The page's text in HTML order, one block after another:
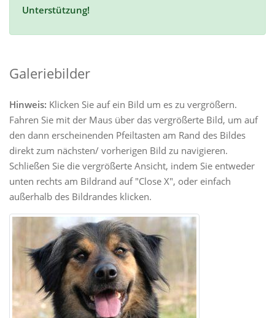
Unterstützung!
Galeriebilder
Hinweis: Klicken Sie auf ein Bild um es zu vergrößern.
Fahren Sie mit der Maus über das vergrößerte Bild, um auf
den dann erscheinenden Pfeiltasten am Rand des Bildes
direkt zum nächsten/ vorherigen Bild zu navigieren.
Schließen Sie die vergrößerte Ansicht, indem Sie entweder
unten rechts am Bildrand auf "Close X", oder einfach
außerhalb des Bildrandes klicken.